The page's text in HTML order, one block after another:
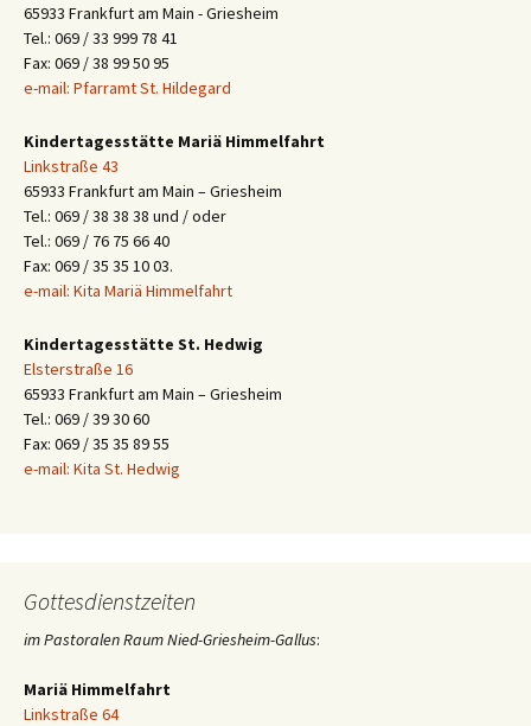
65933 Frankfurt am Main - Griesheim
Tel.: 069 / 33 999 78 41
Fax: 069 / 38 99 50 95
e-mail: Pfarramt St. Hildegard
Kindertagesstätte Mariä Himmelfahrt
Linkstraße 43
65933 Frankfurt am Main – Griesheim
Tel.: 069 / 38 38 38 und / oder
Tel.: 069 / 76 75 66 40
Fax: 069 / 35 35 10 03.
e-mail: Kita Mariä Himmelfahrt
Kindertagesstätte St. Hedwig
Elsterstraße 16
65933 Frankfurt am Main – Griesheim
Tel.: 069 / 39 30 60
Fax: 069 / 35 35 89 55
e-mail: Kita St. Hedwig
Gottesdienstzeiten
im Pastoralen Raum Nied-Griesheim-Gallus:
Mariä Himmelfahrt
Linkstraße 64